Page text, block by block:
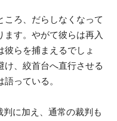
ころ、だらしなくなって
ます。やがて彼らは再入
らを捕まえるでしょ
け、絞首台へ直行させる
っている。
に加え、通常の裁判も